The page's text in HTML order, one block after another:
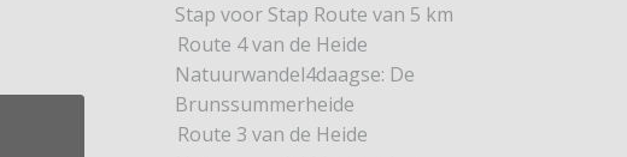
Stap voor Stap Route van 5 km
Route 4 van de Heide
Natuurwandel4daagse: De
Brunssummerheide
Route 3 van de Heide